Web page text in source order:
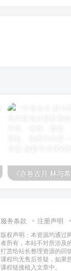
服务条款 注册声明
版权声明：本资源均通过
者所有，本站不对所涉及
打赏给站长整理资源的回
课程均无售后答疑，如果
课程链接植入文章中。